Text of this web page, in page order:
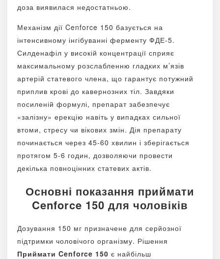
доза виявилася недостатньою.
Механізм дії Cenforce 150 базується на
інтенсивному інгібуванні ферменту ФДЕ-5.
Силденафіл у високій концентрації сприяє
максимальному розслабленню гладких м’язів
артерій статевого члена, що гарантує потужний
приплив крові до кавернозних тіл. Завдяки
посиленій формулі, препарат забезпечує
«залізну» ерекцію навіть у випадках сильної
втоми, стресу чи вікових змін. Дія препарату
починається через 45-60 хвилин і зберігається
протягом 5-6 годин, дозволяючи провести
декілька повноцінних статевих актів.
Основні показання приймати
Cenforce 150 для чоловіків
Дозування 150 мг призначене для серйозної
підтримки чоловічого організму. Рішення
Приймати Cenforce 150 є найбільш